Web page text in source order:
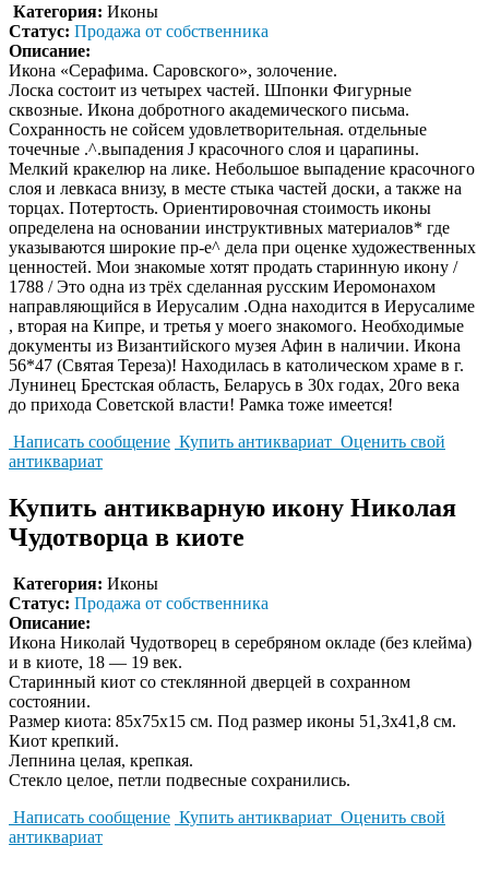
Категория: Иконы
Статус: Продажа от собственника
Описание:
Икона «Серафима. Саровского», золочение.
Лоска состоит из четырех частей. Шпонки Фигурные
сквозные. Икона добротного академического письма.
Сохранность не сойсем удовлетворительная. отдельные
точечные .^.выпадения J красочного слоя и царапины.
Мелкий кракелюр на лике. Небольшое выпадение красочного
слоя и левкаса внизу, в месте стыка частей доски, а также на
торцах. Потертость. Ориентировочная стоимость иконы
определена на основании инструктивных материалов* где
указываются широкие пр-е^ дела при оценке художественных
ценностей. Мои знакомые хотят продать старинную икону /
1788 / Это одна из трёх сделанная русским Иеромонахом
направляющийся в Иерусалим .Одна находится в Иерусалиме
, вторая на Кипре, и третья у моего знакомого. Необходимые
документы из Византийского музея Афин в наличии. Икона
56*47 (Святая Тереза)! Находилась в католическом храме в г.
Лунинец Брестская область, Беларусь в 30х годах, 20го века
до прихода Советской власти! Рамка тоже имеется!
Написать сообщение Купить антиквариат Оценить свой
антиквариат
Купить антикварную икону Николая
Чудотворца в киоте
Категория: Иконы
Статус: Продажа от собственника
Описание:
Икона Николай Чудотворец в серебряном окладе (без клейма)
и в киоте, 18 — 19 век.
Старинный киот со стеклянной дверцей в сохранном
состоянии.
Размер киота: 85х75х15 см. Под размер иконы 51,3х41,8 см.
Киот крепкий.
Лепнина целая, крепкая.
Стекло целое, петли подвесные сохранились.
Написать сообщение Купить антиквариат Оценить свой
антиквариат